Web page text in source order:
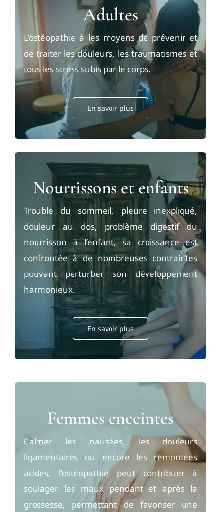
Adultes
L’ostéopathie à les moyens de prévenir et
de traiter les douleurs, les traumatismes et
tous les stress subis par le corps.
En savoir plus
Nourrissons et enfants
Trouble du sommeil, pleure inexpliqué,
douleur au dos, problème digestif du
nourrisson à l’enfant, sa croissance est
confrontée à de nombreuses contraintes
pouvant perturber son développement
harmonieux.
En savoir plus
Femmes enceintes
Calmer les nausées, les douleurs
ligamentaires ou encore les remontées
acides, l’ostéopathie peut contribuer à
soulager les maux pendant et après la
grossesse, permettant de favoriser une